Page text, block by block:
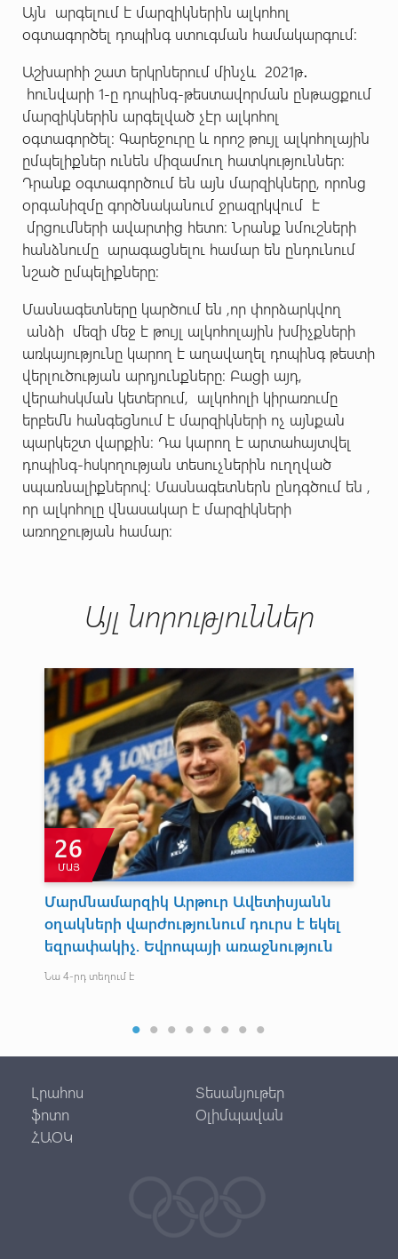
Այն արգելում է մարզիկներին ալկոհոլ
օգտագործել դոպինգ ստուգման համակարգում:
Աշխարհի շատ երկրներում մինչև 2021թ․
հունվարի 1-ը դոպինգ-թեստավորման ընթացքում
մարզիկներին արգելված չէր ալկոհոլ
օգտագործել: Գարեջուրը և որոշ թույլ ալկոհոլային
ըմպելիքներ ունեն միզամուղ հատկություններ։
Դրանք օգտագործում են այն մարզիկները, որոնց
օրգանիզմը գործնականում ջրազրկվում է
մրցումների ավարտից հետո։ Նրանք նմուշների
հանձնումը արագացնելու համար են ընդունում
նշած ըմպելիքները:
Մասնագետները կարծում են ,որ փորձարկվող
անձի մեզի մեջ է թույլ ալկոհոլային խմիչքների
առկայությունը կարող է աղավաղել դոպինգ թեստի
վերլուծության արդյունքները: Բացի այդ,
վերահսկման կետերում, ալկոհոլի կիրառումը
երբեմն հանգեցնում է մարզիկների ոչ այնքան
պարկեշտ վարքին։ Դա կարող է արտահայտվել
դոպինգ-հսկողության տեսուչներին ուղղված
սպառնալիքներով: Մասնագետներն ընդգծում են ,
որ ալկոհոլը վնասակար է մարզիկների
առողջության համար:
Այլ նորություններ
26
ՄԱՅ
Մարմնամարզիկ Արթուր Ավետիսյանն
օղակների վարժությունում դուրս է եկել
եզրափակիչ. Եվրոպայի առաջնություն
Նա 4-րդ տեղում է
Լրահոս
Տեսանյութեր
ֆոտո
Օլիմպավան
ՀԱՕԿ